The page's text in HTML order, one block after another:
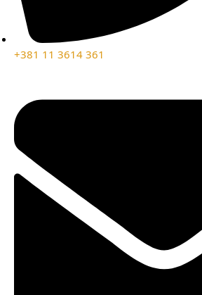
+381 11 3614 361